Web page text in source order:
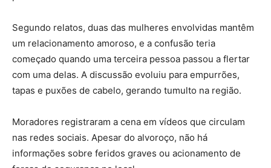
Segundo relatos, duas das mulheres envolvidas mantêm
um relacionamento amoroso, e a confusão teria
começado quando uma terceira pessoa passou a flertar
com uma delas. A discussão evoluiu para empurrões,
tapas e puxões de cabelo, gerando tumulto na região.
Moradores registraram a cena em vídeos que circulam
nas redes sociais. Apesar do alvoroço, não há
informações sobre feridos graves ou acionamento de